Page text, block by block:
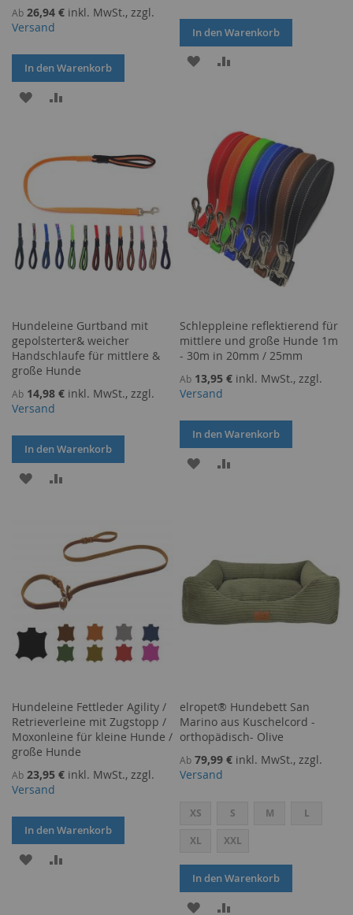
Ab 26,94 € inkl. MwSt., zzgl.
Versand
In den Warenkorb
ZUR
In den Warenkorb
ZUR
Hundeleine Gurtband mit
gepolsterter& weicher
Handschlaufe für mittlere &
große Hunde
Ab 14,98 € inkl. MwSt., zzgl.
Versand
In den Warenkorb
ZUR
HINZUFÜGEN
HINZUFÜGEN
Schleppleine reflektierend für
mittlere und große Hunde 1m
- 30m in 20mm / 25mm
Ab 13,95 € inkl. MwSt., zzgl.
Versand
In den Warenkorb
ZUR
Hundeleine Fettleder Agility /
Retrieverleine mit Zugstopp /
Moxonleine für kleine Hunde /
große Hunde
Ab 23,95 € inkl. MwSt., zzgl.
Versand
In den Warenkorb
ZUR
elropet® Hundebett San
Marino aus Kuschelcord -
orthopädisch- Olive
Ab 79,99 € inkl. MwSt., zzgl.
Versand
XS S M L
XL XXL
In den Warenkorb
ZUR